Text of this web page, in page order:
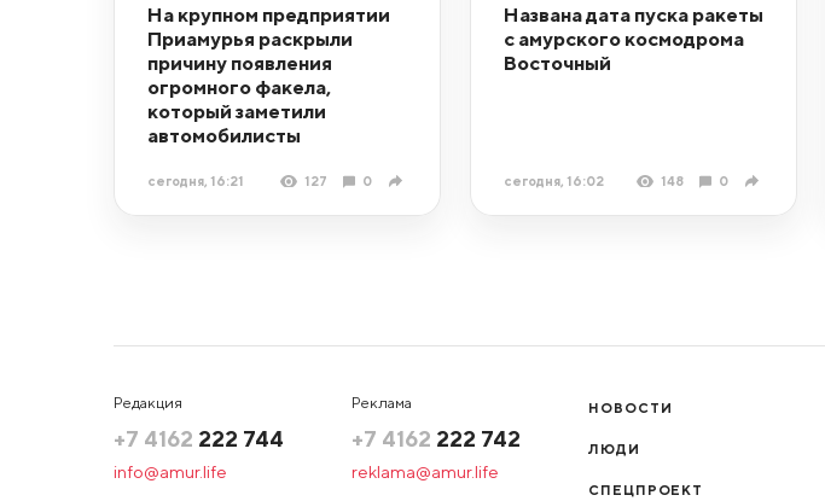
На крупном предприятии
Приамурья раскрыли
причину появления
огромного факела,
который заметили
автомобилисты
сегодня, 16:21 127 0
Названа дата пуска ракеты
с амурского космодрома
Восточный
сегодня, 16:02 148 0
Редакция
+7 4162 222 744
info@amur.life
Реклама
+7 4162 222 742
reklama@amur.life
НОВОСТИ
ЛЮДИ
СПЕЦПРОЕКТ